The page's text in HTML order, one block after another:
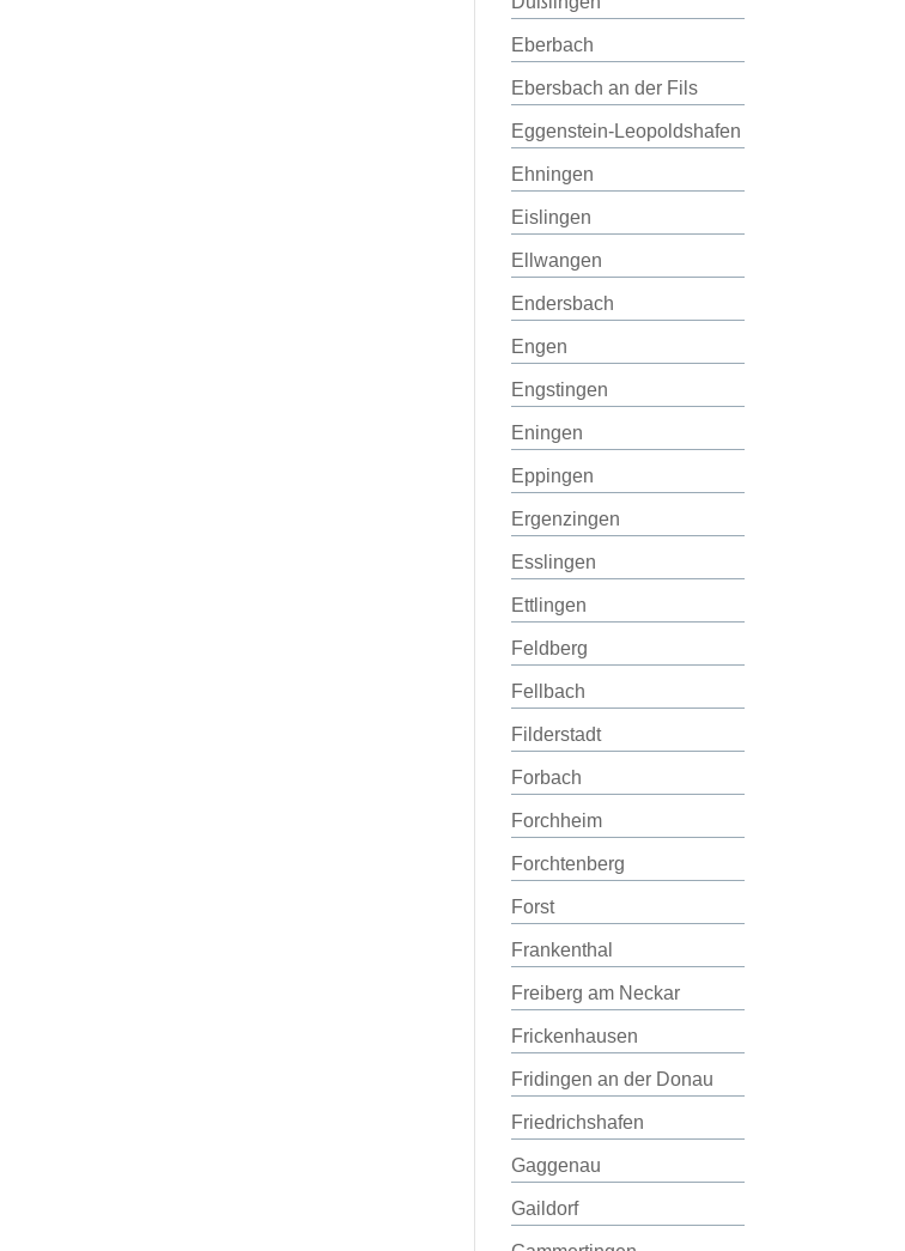
Eberbach
Ebersbach an der Fils
Eggenstein-Leopoldshafen
Ehningen
Eislingen
Ellwangen
Endersbach
Engen
Engstingen
Eningen
Eppingen
Ergenzingen
Esslingen
Ettlingen
Feldberg
Fellbach
Filderstadt
Forbach
Forchheim
Forchtenberg
Forst
Frankenthal
Freiberg am Neckar
Frickenhausen
Fridingen an der Donau
Friedrichshafen
Gaggenau
Gaildorf